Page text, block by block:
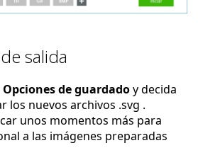
salida
Opciones de guardadoy decida
los nuevos archivos .svg .
unos momentos más para
a las imágenes preparadas